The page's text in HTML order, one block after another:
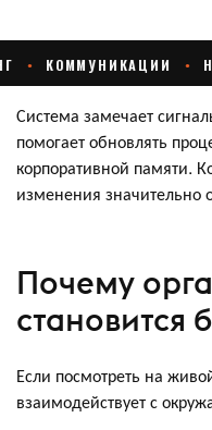
Система замечает
помогает обновлять
корпоративной памяти.
изменения значительно
Почему
становится
Если посмотреть на
взаимодействует с